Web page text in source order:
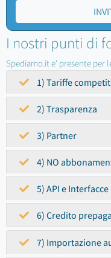
I nostri punti di
Spediamo.it e' presente per
1) Tariffe
2) Trasparenza
3) Partner
4) NO
5) API e Interfacce
6) Credito
7) Importazione